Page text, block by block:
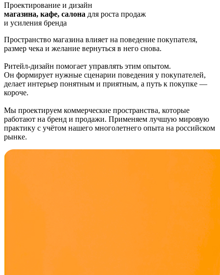
Проектирование и дизайн
магазина, кафе, салона для роста продаж
и усиления бренда
Пространство магазина влияет на поведение покупателя,
размер чека и желание вернуться в него снова.
Ритейл-дизайн помогает управлять этим опытом.
Он формирует нужные сценарии поведения у покупателей,
делает интерьер понятным и приятным, а путь к покупке —
короче.
Мы проектируем коммерческие пространства, которые
работают на бренд и продажи. Применяем лучшую мировую
практику с учётом нашего многолетнего опыта на российском
рынке.